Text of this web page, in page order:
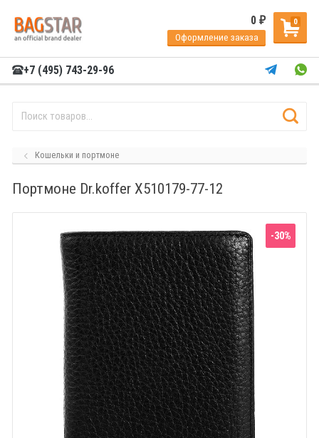
0
0₽
Оформление заказа
+7 (495) 743-29-96
Кошельки и портмоне
Портмоне Dr.koffer X510179-77-12
-30%